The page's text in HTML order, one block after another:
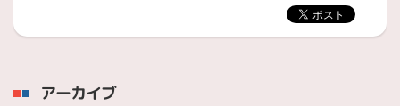
アーカイブ